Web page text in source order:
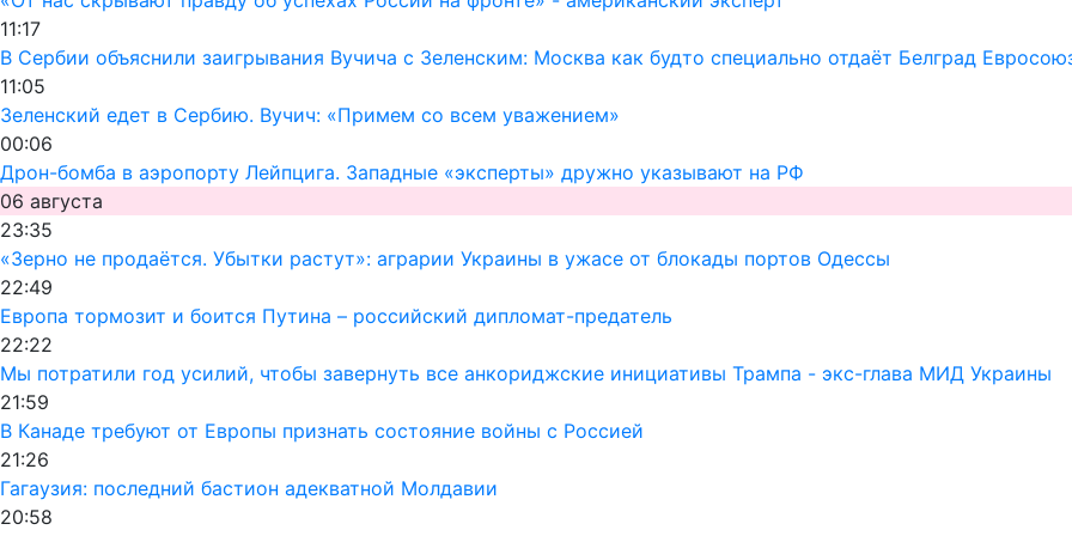
11:17
В Сербии объяснили заигрывания Вучича с Зеленским: Москва как будто специально отдаёт Белград
11:05
Зеленский едет в Сербию. Вучич: «Примем со всем уважением»
00:06
Дрон-бомба в аэропорту Лейпцига. Западные «эксперты» дружно указывают на РФ
06 августа
23:35
«Зерно не продаётся. Убытки растут»: аграрии Украины в ужасе от блокады портов Одессы
22:49
Европа тормозит и боится Путина – российский дипломат-предатель
22:22
Мы потратили год усилий, чтобы завернуть все анкориджские инициативы Трампа - экс-глава МИД Украины
21:59
В Канаде требуют от Европы признать состояние войны с Россией
21:26
Гагаузия: последний бастион адекватной Молдавии
20:58